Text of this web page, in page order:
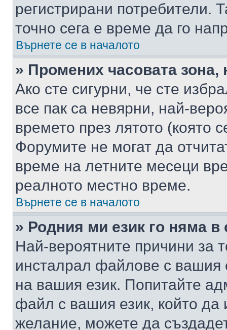
регистрирани потребители.
точно сега е време да го
Върнете се в началото
» Промених часовата
Ако сте сигурни, че сте
все пак са невярни, най-
времето през лятото (която
Форумите не могат да
време на летните месеци
реалното местно време.
Върнете се в началото
» Родния ми език го няма в
Най-вероятните причини за
инсталрал файлове с вашия
на вашия език. Попитайте
файл с вашия език, който да
желание, можете да